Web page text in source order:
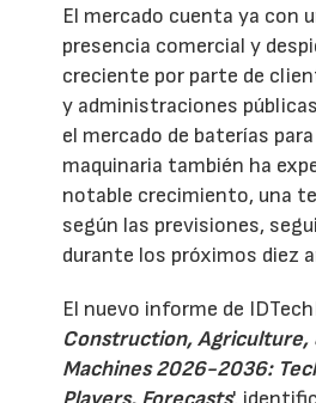
El mercado cuenta ya con
presencia comercial y
creciente por parte de
y administraciones
el mercado de baterías
maquinaria también ha
notable crecimiento, una
según las previsiones,
durante los próximos diez
El nuevo informe de
Construction, Agriculture,
Machines 2026-2036: